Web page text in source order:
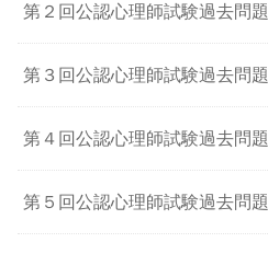
第２回公認心理師試験過去問題
第３回公認心理師試験過去問題
第４回公認心理師試験過去問題
第５回公認心理師試験過去問題